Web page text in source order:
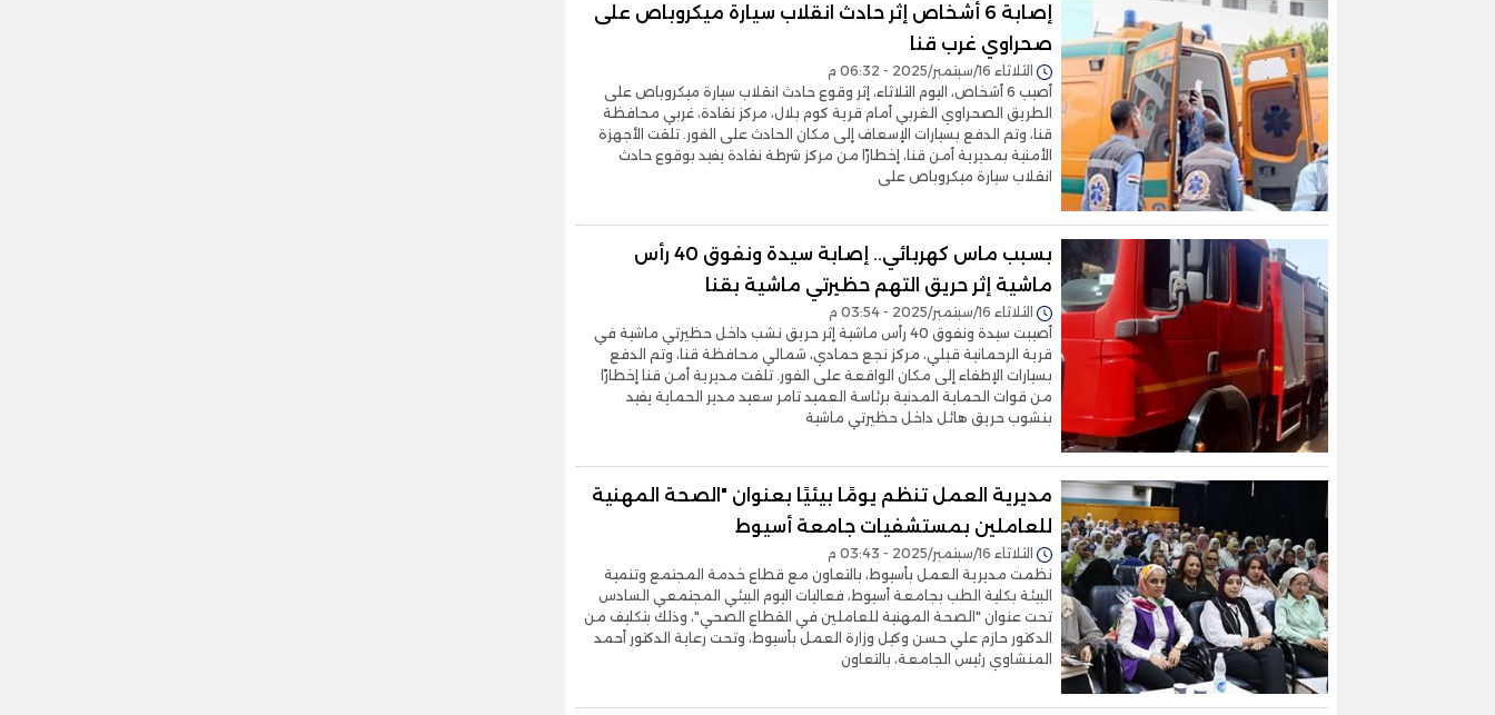
إصابة 6 أشخاص إثر حادث انقلاب سيارة ميكروباص على
صحراوي غرب قنا
الثلاثاء 16/سبتمبر/2025 - 06:32 م
أصيب 6 أشخاص، اليوم الثلاثاء، إثر وقوع حادث انقلاب سيارة ميكروباص على
الطريق الصحراوي الغربي أمام قرية كوم بلال، مركز نقادة، غربي محافظة
قنا، وتم الدفع بسيارات الإسعاف إلى مكان الحادث على الفور. تلقت الأجهزة
الأمنية بمديرية أمن قنا، إخطارًا من مركز شرطة نقادة يفيد بوقوع حادث
انقلاب سيارة ميكروباص على
بسبب ماس كهربائي.. إصابة سيدة ونفوق 40 رأس
ماشية إثر حريق التهم حظيرتي ماشية بقنا
الثلاثاء 16/سبتمبر/2025 - 03:54 م
أصيبت سيدة ونفوق 40 رأس ماشية إثر حريق نشب داخل حظيرتي ماشية في
قرية الرحمانية قبلي، مركز نجع حمادي، شمالي محافظة قنا، وتم الدفع
بسيارات الإطفاء إلى مكان الواقعة على الفور. تلقت مديرية أمن قنا إخطارًا
من قوات الحماية المدنية برئاسة العميد تامر سعيد مدير الحماية يفيد
بنشوب حريق هائل داخل حظيرتي ماشية
مديرية العمل تنظم يومًا بيئيًا بعنوان "الصحة المهنية
للعاملين بمستشفيات جامعة أسيوط
الثلاثاء 16/سبتمبر/2025 - 03:43 م
نظمت مديرية العمل بأسيوط، بالتعاون مع قطاع خدمة المجتمع وتنمية
البيئة بكلية الطب بجامعة أسيوط، فعاليات اليوم البيئي المجتمعي السادس
تحت عنوان "الصحة المهنية للعاملين في القطاع الصحي"، وذلك بتكليف من
الدكتور حازم علي حسن وكيل وزارة العمل بأسيوط، وتحت رعاية الدكتور أحمد
المنشاوي رئيس الجامعة، بالتعاون